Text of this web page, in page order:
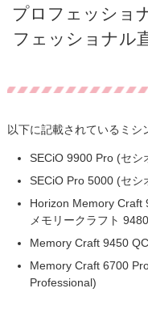
プロフェッショ
フェッショナル
以下に記載されているミシ
SECiO 9900 Pro (セシ
SECiO Pro 5000 (セシ
Horizon Memory Craft
メモリークラフト
Memory Craft 9450
Memory Craft 6700
Professional)